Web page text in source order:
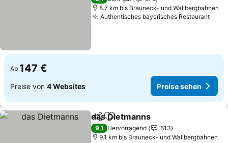
8.7 km bis Brauneck- und Wallbergbahnen
Authentisches bayerisches Restaurant
Ab 147 €
Preise von 4 Websites Preise sehen
TeilenZu Favoriten hinzufügen
das Dietmanns
9,1 Hervorragend
613
9.1 km bis Brauneck- und Wallbergbahnen